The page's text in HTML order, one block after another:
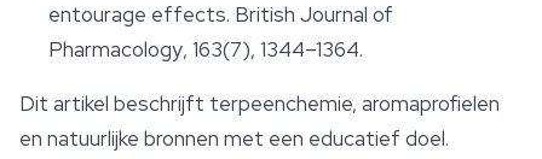
entourage effects. British Journal of
Pharmacology, 163(7), 1344–1364.
Dit artikel beschrijft terpeenchemie, aromaprofielen
en natuurlijke bronnen met een educatief doel.